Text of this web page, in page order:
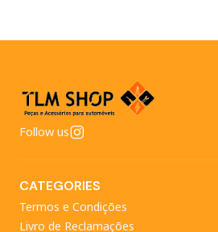
Follow us
CATEGORIES
Termos e Condições
Livro de Reclamações